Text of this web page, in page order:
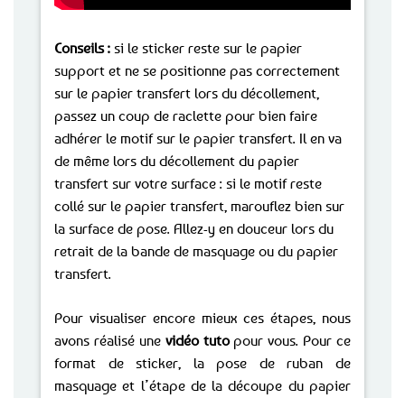
Conseils : si le sticker reste sur le papier
support et ne se positionne pas correctement
sur le papier transfert lors du décollement,
passez un coup de raclette pour bien faire
adhérer le motif sur le papier transfert. Il en va
de même lors du décollement du papier
transfert sur votre surface : si le motif reste
collé sur le papier transfert, marouflez bien sur
la surface de pose. Allez-y en douceur lors du
retrait de la bande de masquage ou du papier
transfert.
Pour visualiser encore mieux ces étapes, nous
avons réalisé une vidéo tutopour vous. Pour ce
format de sticker, la pose de ruban de
masquage et l’étape de la découpe du papier